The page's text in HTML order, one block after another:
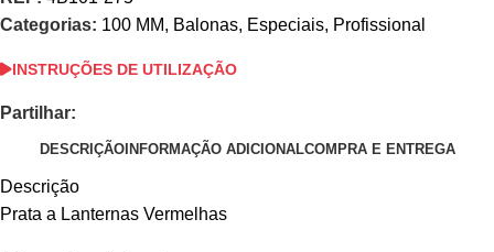
Categorias: 100 MM, Balonas, Especiais, Profissional
INSTRUÇÕES DE UTILIZAÇÃO
Partilhar:
DESCRIÇÃOINFORMAÇÃO ADICIONALCOMPRA E ENTREGA
Descrição
Prata a Lanternas Vermelhas